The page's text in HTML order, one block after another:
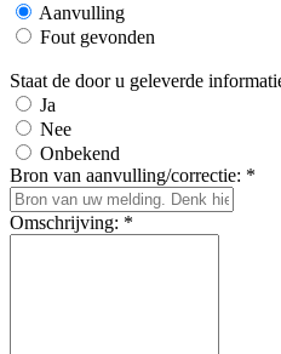
Aanvulling
Fout gevonden
Staat de door u geleverde
Ja
Nee
Onbekend
Bron van aanvulling/correctie: *
Omschrijving: *